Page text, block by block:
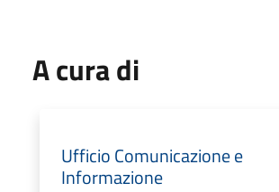
A cura di
Ufficio Comunicazione e
Informazione